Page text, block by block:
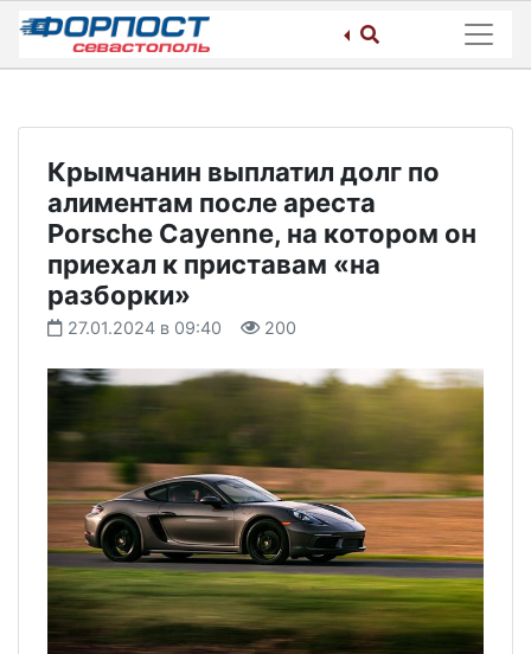
Skip
content
Крымчанин выплатил долг по
алиментам после ареста
Porsche Cayenne, на котором он
приехал к приставам «на
разборки»
27.01.2024 в 09:40 200